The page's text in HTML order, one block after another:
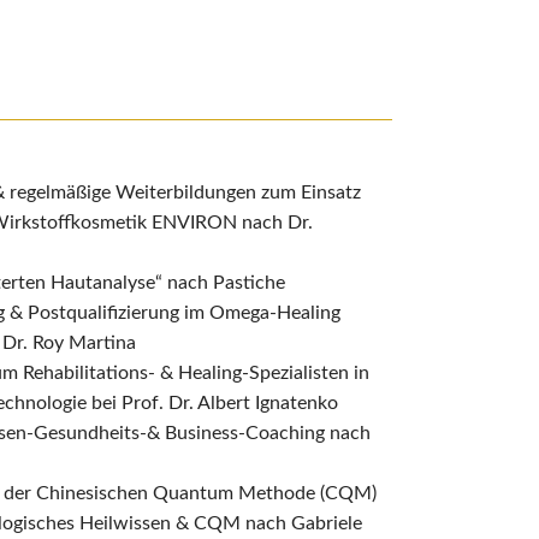
Weiterbildungen zum Einsatz
ENVIRON nach Dr.
Hautanalyse“ nach Pastiche
Postqualifizierung im Omega-Healing
Roy Martina
Rehabilitations- & Healing-Spezialisten in
bei Prof. Dr. Albert Ignatenko
Gesundheits-& Business-Coaching nach
Chinesischen Quantum Methode (CQM)
Heilwissen & CQM nach Gabriele